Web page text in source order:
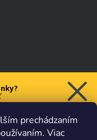
prechádzaním
Viac
€.